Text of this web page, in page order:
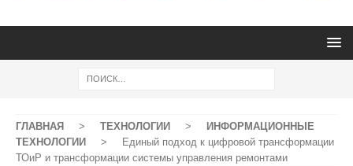
ГЛАВНАЯ > ТЕХНОЛОГИИ >
ИНФОРМАЦИОННЫЕ
ТЕХНОЛОГИИ
>
Единый подход к цифровой трансформации
ТОиР и трансформации системы управления ремонтами